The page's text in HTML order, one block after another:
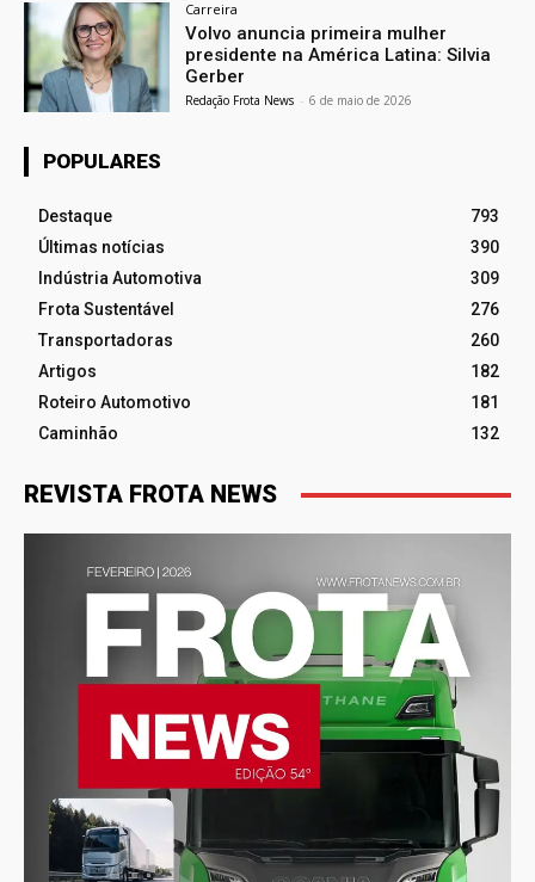
Carreira
Volvo anuncia primeira mulher
presidente na América Latina: Silvia
Gerber
Redação Frota News - 6 de maio de 2026
POPULARES
Destaque
793
Últimas notícias
390
Indústria Automotiva
309
Frota Sustentável
276
Transportadoras
260
Artigos
182
Roteiro Automotivo
181
Caminhão
132
REVISTA FROTA NEWS